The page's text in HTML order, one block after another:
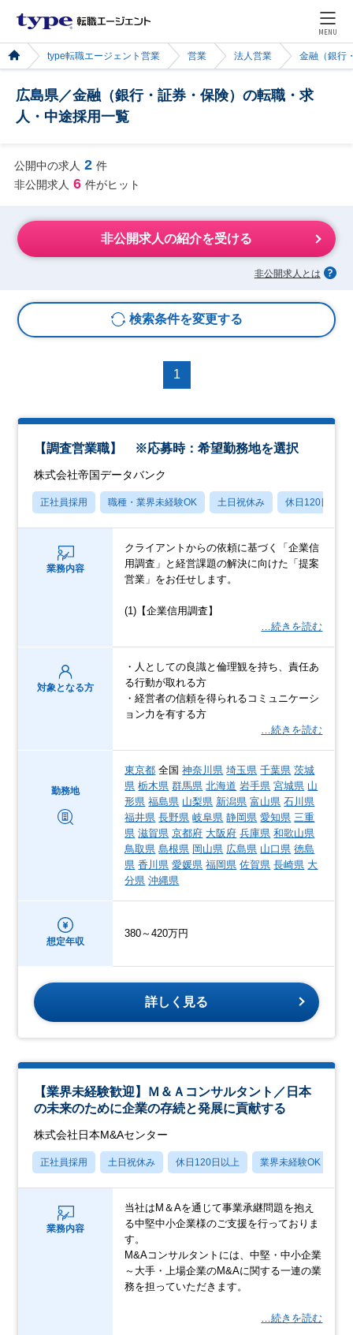
MENU
type転職エージェント営業 営業 法人営業 金融（銀行
広島県／金融（銀行・証券・保険）の転職・求
人・中途採用一覧
公開中の求人 2 件
非公開求人 6 件がヒット
非公開求人の紹介を受ける
非公開求人とは
検索条件を変更する
1
【調査営業職】 ※応募時：希望勤務地を選択
株式会社帝国データバンク
正社員採用 職種・業界未経験OK 土日祝休み 休日120日以上
業務内容
クライアントからの依頼に基づく「企業信
用調査」と経営課題の解決に向けた「提案
営業」をお任せします。
(1)【企業信用調査】
…続きを読む
対象となる方
・人としての良識と倫理観を持ち、責任あ
る行動が取れる方
・経営者の信頼を得られるコミュニケーシ
ョン力を有する方
…続きを読む
勤務地
東京都 全国神奈川県 埼玉県 千葉県 茨城
県 栃木県 群馬県 北海道 岩手県 宮城県 山
形県 福島県 山梨県 新潟県 富山県 石川県
福井県 長野県 岐阜県 静岡県 愛知県 三重
県 滋賀県 京都府 大阪府 兵庫県 和歌山県
鳥取県 島根県 岡山県 広島県 山口県 徳島
県 香川県 愛媛県 福岡県 佐賀県 長崎県 大
分県 沖縄県
想定年収
380～420万円
詳しく見る
【業界未経験歓迎】Ｍ＆Ａコンサルタント／日本
の未来のために企業の存続と発展に貢献する
株式会社日本M&Aセンター
正社員採用 土日祝休み 休日120日以上 業界未経験OK
業務内容
当社はM＆Aを通じて事業承継問題を抱え
る中堅中小企業様のご支援を行っておりま
す。
M&Aコンサルタントには、中堅・中小企業
～大手・上場企業のM&Aに関する一連の業
務を担っていただきます。
…続きを読む